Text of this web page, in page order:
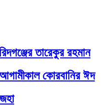
তারেকুর রহমান
কোরবানির ঈদ